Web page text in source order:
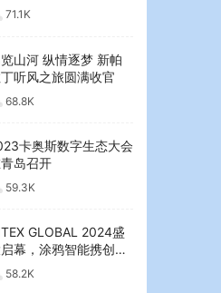
年海湾红叶节启幕
71.1K
山河 纵情逐梦 新帕
听风之旅圆满收官
68.8K
卡奥斯数字生态大会
岛召开
59.3K
GLOBAL 2024盛
幕，涂鸦智能携创新
解决方案引领中东可持
来
58.2K